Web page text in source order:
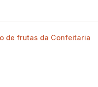
de frutas da Confeitaria